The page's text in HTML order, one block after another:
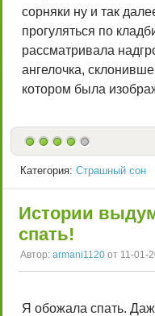
сорняки ну и так
прогуляться по
рассматривала
ангелочка,
котором была
Категория: Страшный сон
Истории
спать!
Автор: armani1120 от 11-01-
Я обожала спать.